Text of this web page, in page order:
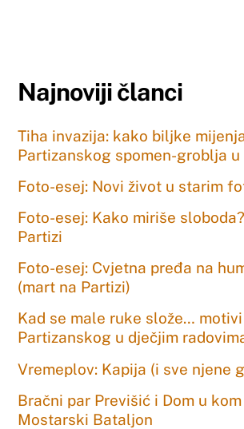
Najnoviji članci
Tiha invazija: kako biljke
Partizanskog spomen-groblja
Foto-esej: Novi život u starim
Foto-esej: Kako miriše
Partizi
Foto-esej: Cvjetna pređa na
(mart na Partizi)
Kad se male ruke slože…
Partizanskog u dječjim
Vremeplov: Kapija (i sve njene
Bračni par Previšić i Dom u
Mostarski Bataljon